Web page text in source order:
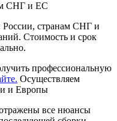
СНГ и ЕС
России, странам СНГ и
Стоимость и срок
профессиональную
Осуществляем
и Европы
все нюансы